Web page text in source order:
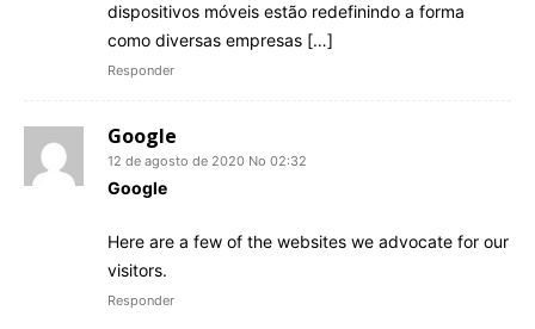
dispositivos móveis estão redefinindo a forma
como diversas empresas […]
Responder
Google
12 de agosto de 2020 No 02:32
Google
Here are a few of the websites we advocate for our
visitors.
Responder